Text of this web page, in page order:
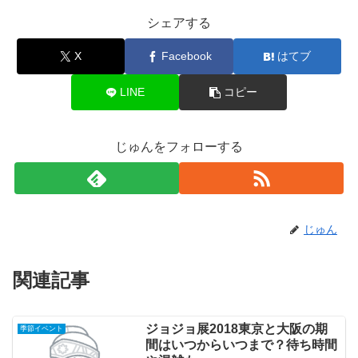
シェアする
X Facebook はてブ
LINE コピー
じゅんをフォローする
じゅん
関連記事
季節イベント
ジョジョ展2018東京と大阪の期
間はいつからいつまで？待ち時間